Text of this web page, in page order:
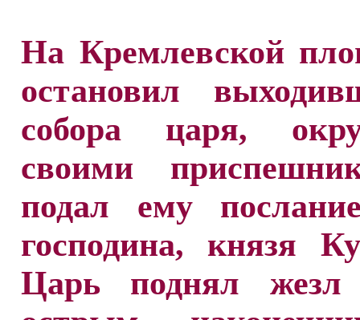
На Кремлевской
остановил
собора царя,
своими
подал ему
господина, князя
Царь поднял